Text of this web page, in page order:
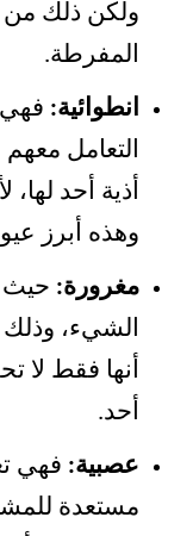
ولكن ذلك من
المفرطة.
انطوائية: فهي
التعامل
أذية أحد لها،
وهذه أبرز
مغرورة: حيث
الشيء، وذلك
أنها فقط لا
أحد.
عصبية: فهي
مستعدة